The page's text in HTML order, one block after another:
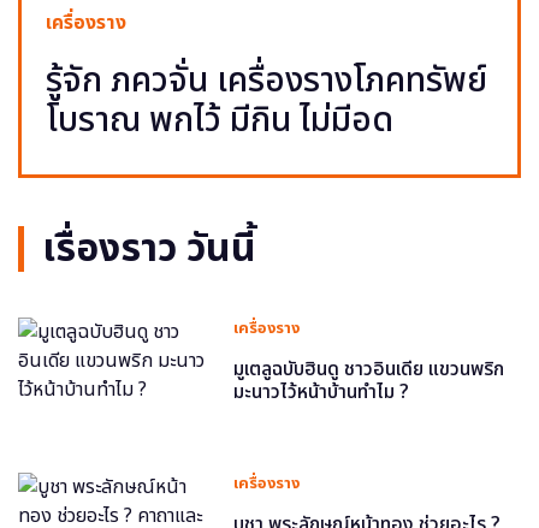
เครื่องราง
รู้จัก ภควจั่น เครื่องรางโภคทรัพย์
โบราณ พกไว้ มีกิน ไม่มีอด
เรื่องราว วันนี้
เครื่องราง
มูเตลูฉบับฮินดู ชาวอินเดีย แขวนพริก
มะนาวไว้หน้าบ้านทำไม ?
เครื่องราง